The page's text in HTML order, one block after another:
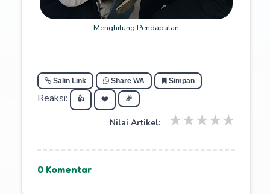
Menghitung Pendapatan
Salin Link Share WA Simpan
Reaksi: 👍 ❤️ 🎉
Nilai Artikel: ★
★
★
★
★
0 Komentar